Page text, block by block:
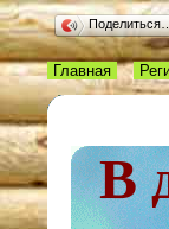
В
Главная